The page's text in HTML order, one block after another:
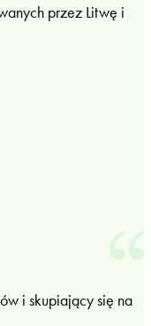
przez Litwę i
i skupiający się na